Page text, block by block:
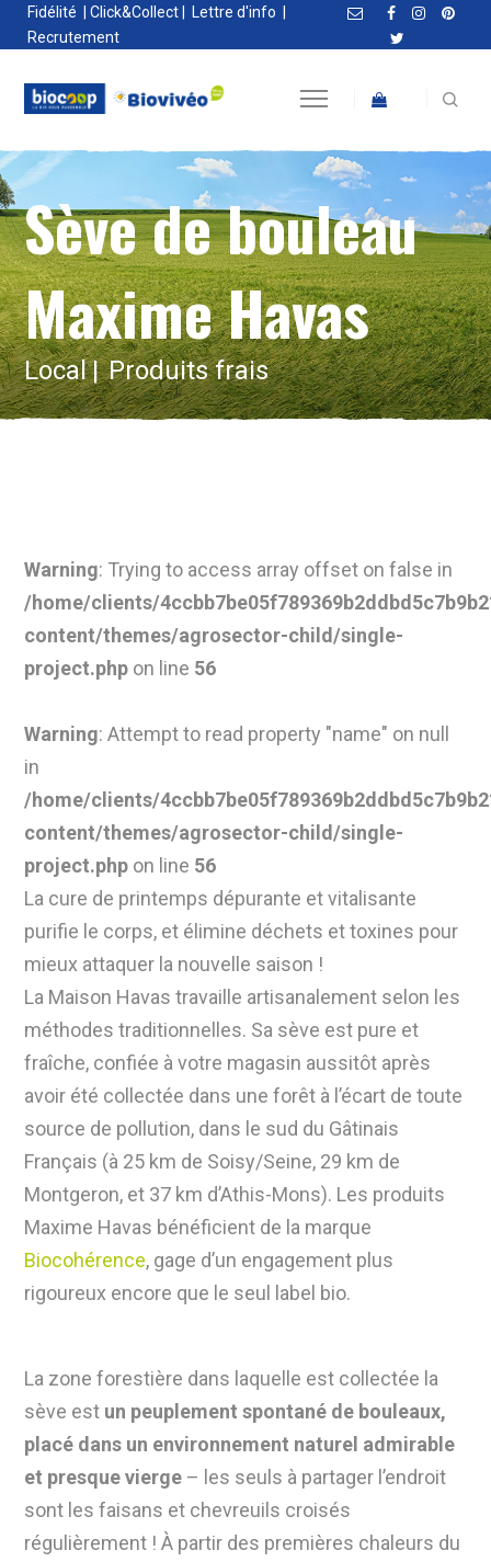
Fidélité |Click&Collect Lettre d'info
Recrutement
Sève de bouleau
Maxime Havas
Local Produits frais
Warning: Trying to access array offset on false in
/home/clients/
content/themes/agrosector-child/single-
project.php on line 56
Warning: Attempt to read property "name" on null
in
/home/clients/
content/themes/agrosector-child/single-
project.php on line 56
La cure de printemps dépurante et vitalisante
purifie le corps, et élimine déchets et toxines pour
mieux attaquer la nouvelle saison !
La Maison Havas travaille artisanalement selon les
méthodes traditionnelles. Sa sève est pure et
fraîche, confiée à votre magasin aussitôt après
avoir été collectée dans une forêt à l’écart de toute
source de pollution, dans le sud du Gâtinais
Français (à 25 km de Soisy/Seine, 29 km de
Montgeron, et 37 km d’Athis-Mons). Les produits
Maxime Havas bénéficient de la marque
Biocohérence, gage d’un engagement plus
rigoureux encore que le seul label bio.
La zone forestière dans laquelle est collectée la
sève est un peuplement spontané de bouleaux,
placé dans un environnement naturel admirable
et presque vierge – les seuls à partager l’endroit
sont les faisans et chevreuils croisés
régulièrement ! À partir des premières chaleurs du